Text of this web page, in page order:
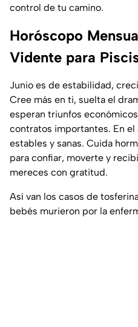
control de tu camino.
Horóscopo
Vidente para
Junio es de estabilidad,
Cree más en ti, suelta el
esperan triunfos
contratos importantes. En el
estables y sanas. Cuida
para confiar, moverte y
mereces con gratitud.
Así van los casos de
bebés murieron por la